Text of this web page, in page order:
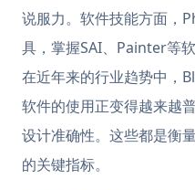
说服力。软件技能方面，
具，掌握SAI、Painter等
在近年来的行业趋势中，
软件的使用正变得越来越
设计准确性。这些都是衡
的关键指标。